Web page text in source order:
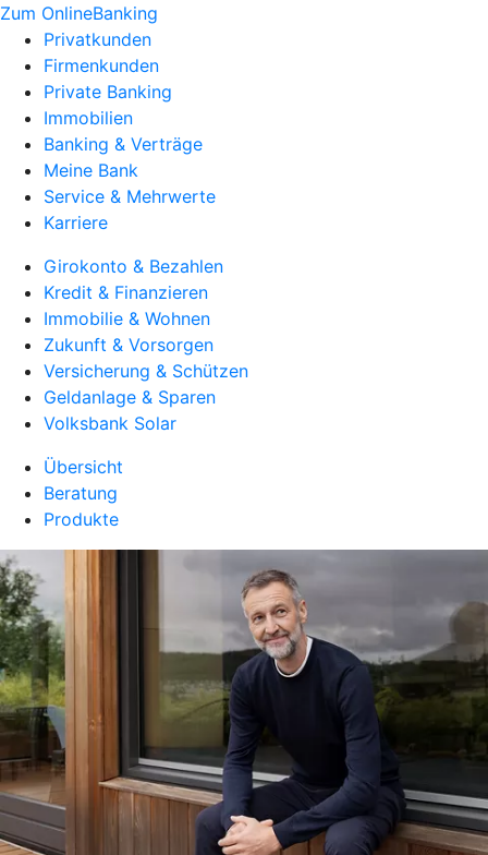
Zum OnlineBanking
Privatkunden
Firmenkunden
Private Banking
Immobilien
Banking & Verträge
Meine Bank
Service & Mehrwerte
Karriere
Girokonto & Bezahlen
Kredit & Finanzieren
Immobilie & Wohnen
Zukunft & Vorsorgen
Versicherung & Schützen
Geldanlage & Sparen
Volksbank Solar
Übersicht
Beratung
Produkte